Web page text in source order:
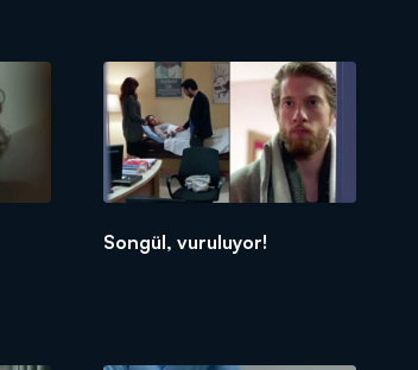
Songül, vuruluyor!